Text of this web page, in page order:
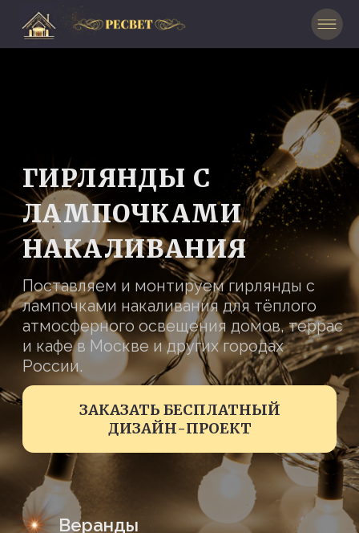
НАКАЛИВАНИЯ
Поставляем и монтируем гирлянды с
лампочками накаливания для тёплого
атмосферного освещения домов, террас
и кафе в Москве и других городах
России.
ЗАКАЗАТЬ БЕСПЛАТНЫЙ
ДИЗАЙН-ПРОЕКТ
Уличные кафе
Летние площадки и дворики
Веранды
Рестораны